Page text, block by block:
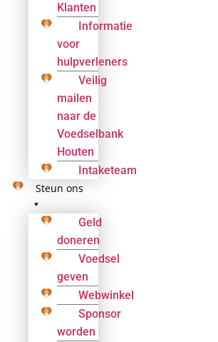
Klanten
Informatie
voor
hulpverleners
Veilig
mailen
naar de
Voedselbank
Houten
Intaketeam
Steun ons
Geld
doneren
Voedsel
geven
Webwinkel
Sponsor
worden